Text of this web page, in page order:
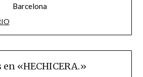
Barcelona
en «HECHICERA.»